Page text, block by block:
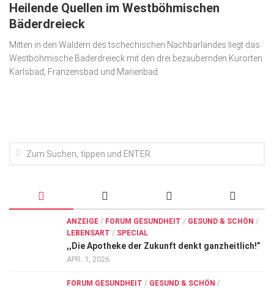
Schönheit & Wohlbefinden
Special
Wirtschaft, Recht, Finanzen
Sehen
Kampf gegen Krebs
Heilende Quellen im Westböhmischen
Bäderdreieck
Mitten in den Wäldern des tschechischen Nachbarlandes liegt das
Westböhmische Bäderdreieck mit den drei bezaubernden Kurorten
Karlsbad, Franzensbad und Marienbad.
ANZEIGE / FORUM GESUNDHEIT / GESUND & SCHÖN /
LEBENSART / SPECIAL
,,Die Apotheke der Zukunft denkt ganzheitlich!”
APR. 1, 2026
FORUM GESUNDHEIT / GESUND & SCHÖN /